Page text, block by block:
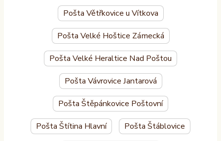
Pošta Větřkovice u Vítkova
Pošta Velké Hoštice Zámecká
Pošta Velké Heraltice Nad Poštou
Pošta Vávrovice Jantarová
Pošta Štěpánkovice Poštovní
Pošta Štítina Hlavní Pošta Štáblovice